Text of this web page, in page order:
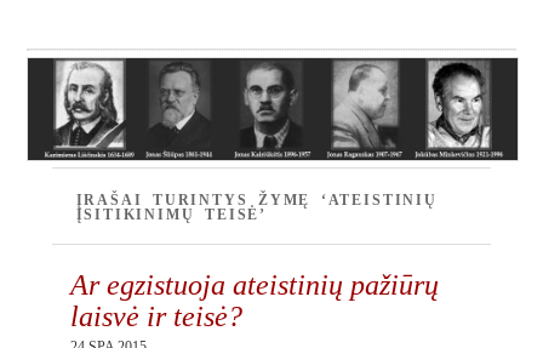
ĮRAŠAI TURINTYS ŽYMĘ ‘ATEISTINIŲ
ĮSITIKINIMŲ TEISĖ’
Ar egzistuoja ateistinių pažiūrų
laisvė ir teisė?